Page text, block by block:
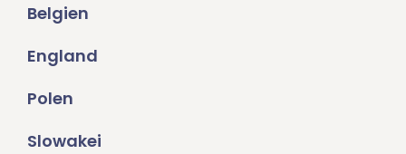
Belgien
England
Polen
Slowakei